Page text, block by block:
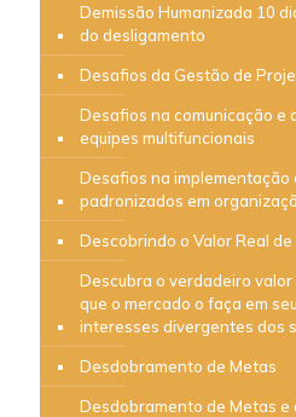
Demissão Humanizada 10
do desligamento
Desafios da Gestão de
Desafios na comunicação e
equipes multifuncionais
Desafios na implementação
padronizados em
Descobrindo o Valor Real de
Descubra o verdadeiro
que o mercado o faça em
interesses divergentes dos
Desdobramento de Metas
Desdobramento de Metas e